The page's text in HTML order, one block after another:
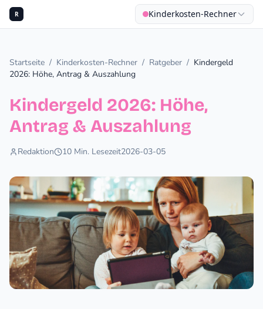
R Kinderkosten-Rechner
Startseite / Kinderkosten-Rechner / Ratgeber / Kindergeld
2026: Höhe, Antrag & Auszahlung
Kindergeld 2026: Höhe,
Antrag & Auszahlung
Redaktion 10 Min. Lesezeit2026-03-05